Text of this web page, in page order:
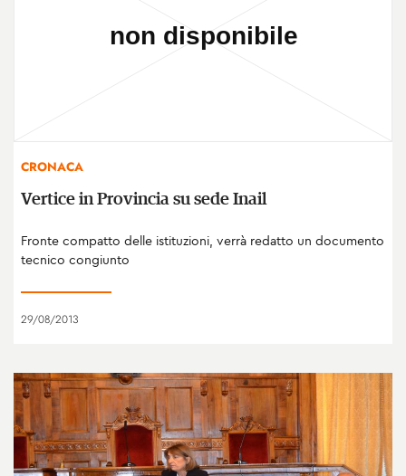
CRONACA
Vertice in Provincia su sede Inail
Fronte compatto delle istituzioni, verrà redatto un documento
tecnico congiunto
29/08/2013